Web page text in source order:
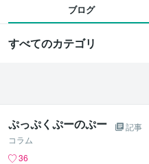
ブログ
すべてのカテゴリ
ぷっぷくぷーのぷー
記事
コラム
36